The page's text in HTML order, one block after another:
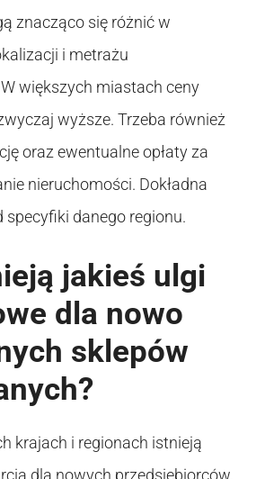
znacząco się różnić w
i metrażu
większych miastach ceny
wyższe. Trzeba również
oraz ewentualne opłaty za
nieruchomości. Dokładna
specyfiki danego regionu.
jakieś ulgi
dla nowo
sklepów
krajach i regionach istnieją
dla nowych przedsiębiorców,